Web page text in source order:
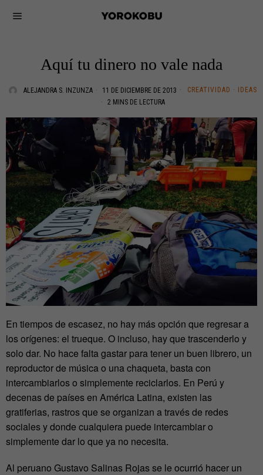
Aquí tu dinero no vale nada
ALEJANDRA S. INZUNZA 11 DE DICIEMBRE DE 2013 CREATIVIDAD ·
IDEAS
2 MINS DE LECTURA
En tiempos de escasez, no hay más opción que regresar a
los orígenes: el trueque. O incluso, hay que trascenderlo y
solo dar. No hace falta gastar para tener un buen librero, un
reproductor de música o una chaqueta, basta con
intercambiarlos o simplemente reciclarlos. En Perú y
decenas de países en América Latina, existen las
gratiferias, rastros que se organizan a través de redes
sociales y donde cualquiera puede intercambiar o
simplemente dar lo que ya no necesita.
Al peruano Gustavo Salinas Rojas se le ocurrió hacer un